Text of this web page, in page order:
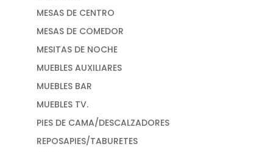
MESAS DE CENTRO
MESAS DE COMEDOR
MESITAS DE NOCHE
MUEBLES AUXILIARES
MUEBLES BAR
MUEBLES TV.
PIES DE CAMA/DESCALZADORES
REPOSAPIES/TABURETES